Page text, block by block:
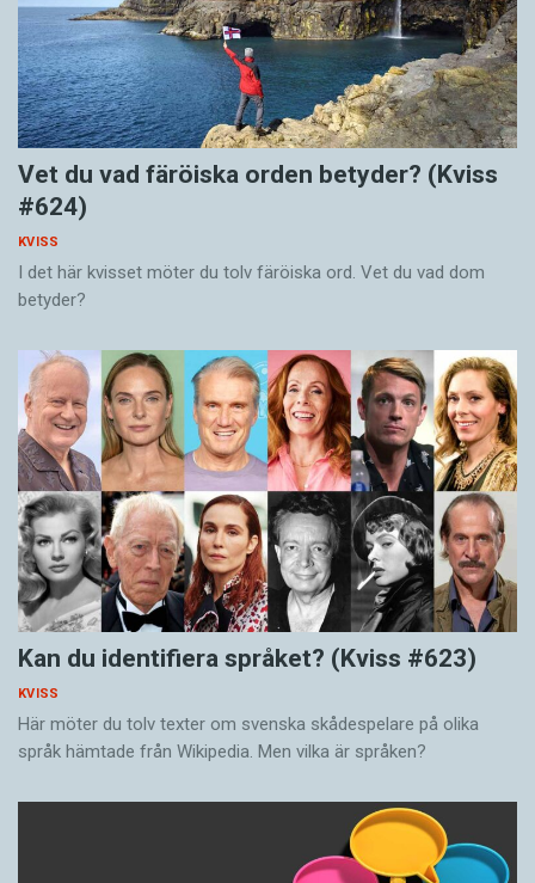
Vet du vad färöiska orden betyder? (Kviss
#624)
KVISS
I det här kvisset möter du tolv färöiska ord. Vet du vad dom
betyder?
Kan du identifiera språket? (Kviss #623)
KVISS
Här möter du tolv texter om svenska skådespelare på olika
språk hämtade från Wikipedia. Men vilka är språken?